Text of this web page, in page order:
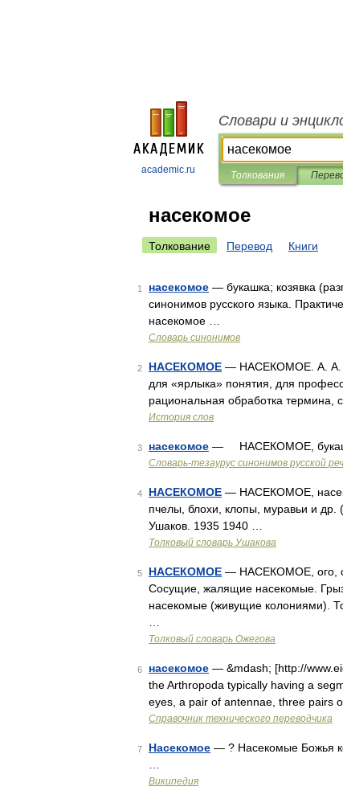
academic.ru
Словари и
Толкования
насекомое
Толкование Перевод Книги
1 насекомое — букашка; козявка
синонимов русского языка.
насекомое …
Словарь синонимов
2 НАСЕКОМОЕ — НАСЕКОМОЕ. А. А.
для «ярлыка» понятия, для
рациональная обработка термина,
История слов
3 насекомое — НАСЕКОМОЕ,
Словарь-тезаурус синонимов русской
4 НАСЕКОМОЕ — НАСЕКОМОЕ,
пчелы, блохи, клопы, муравьи и др.
Ушаков. 1935 1940 …
Толковый словарь Ушакова
5 НАСЕКОМОЕ — НАСЕКОМОЕ, ого,
Сосущие, жалящие насекомые.
насекомые (живущие колониями).
Толковый словарь Ожегова
6 насекомое — &mdash; [http://
the Arthropoda typically having a
eyes, a pair of antennae, three pairs
Справочник технического переводчика
7 Насекомое — ? Насекомые Божья
Википедия